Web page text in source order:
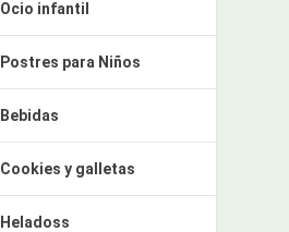
Ocio infantil
Postres para Niños
Bebidas
Cookies y galletas
Heladoss